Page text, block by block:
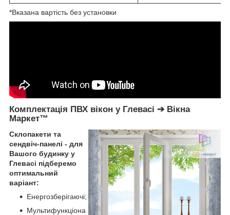
*Вказана вартість без установки
Комплектація ПВХ вікон у Глевасі ➔ Вікна
Маркет™
Склопакети та
сендвіч-панелі - для
Вашого будинку у
Глевасі підберемо
оптимальний
варіант:
Енергозберігаючі;
Мультифункціона